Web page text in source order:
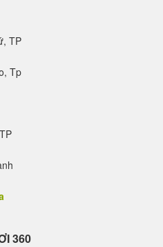
TP
Tp
360